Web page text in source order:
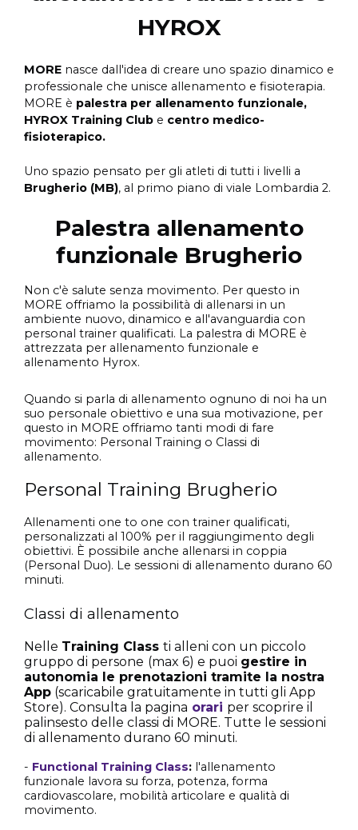
HYROX
MORE nasce dall'idea di creare uno spazio dinamico e
professionale che unisce allenamento e fisioterapia.
MORE è palestra per allenamento funzionale,
HYROX Training Club e centro medico-
fisioterapico.
Uno spazio pensato per gli atleti di tutti i livelli a
Brugherio (MB), al primo piano di viale Lombardia 2.
Palestra allenamento
funzionale Brugherio
Non c'è salute senza movimento. Per questo in
MORE offriamo la possibilità di allenarsi in un
ambiente nuovo, dinamico e all'avanguardia con
personal trainer qualificati. La palestra di MORE è
attrezzata per allenamento funzionale e
allenamento Hyrox.
Quando si parla di allenamento ognuno di noi ha un
suo personale obiettivo e una sua motivazione, per
questo in MORE offriamo tanti modi di fare
movimento: Personal Training o Classi di
allenamento.
Personal Training Brugherio
Allenamenti one to one con trainer qualificati,
personalizzati al 100% per il raggiungimento degli
obiettivi. È possibile anche allenarsi in coppia
(Personal Duo). Le sessioni di allenamento durano 60
minuti.
Classi di allenamento
Nelle Training Class ti alleni con un piccolo
gruppo di persone (max 6) e puoi gestire in
autonomia le prenotazioni tramite la nostra
App (scaricabile gratuitamente in tutti gli App
Store). Consulta la pagina orari per scoprire il
palinsesto delle classi di MORE. Tutte le sessioni
di allenamento durano 60 minuti.
- Functional Training Class: l'allenamento
funzionale lavora su forza, potenza, forma
cardiovascolare, mobilità articolare e qualità di
movimento.